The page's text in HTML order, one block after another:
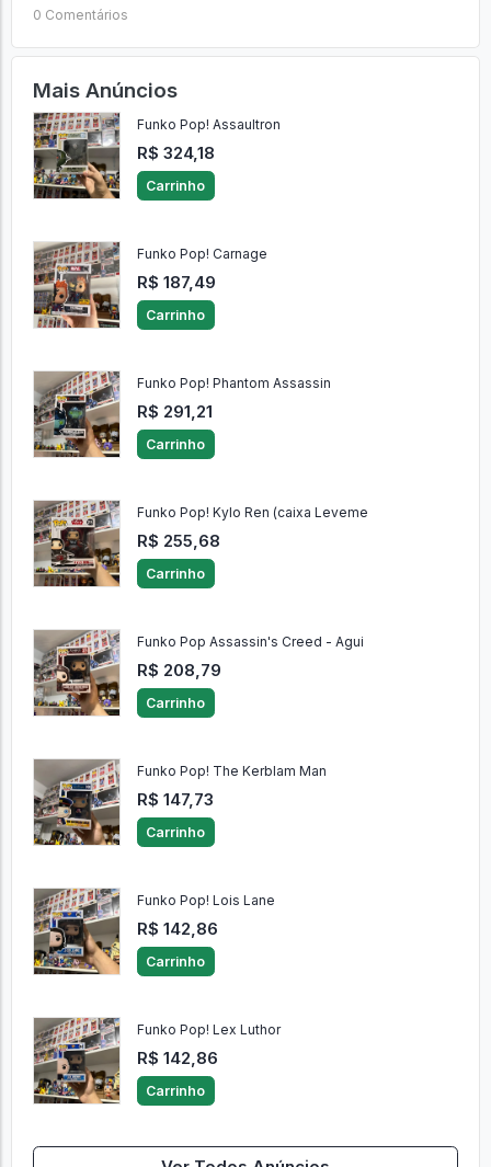
0 Comentários
Mais Anúncios
Funko Pop! Assaultron
R$ 324,18
Carrinho
Funko Pop! Carnage
R$ 187,49
Carrinho
Funko Pop! Phantom Assassin
R$ 291,21
Carrinho
Funko Pop! Kylo Ren (caixa Leveme
R$ 255,68
Carrinho
Funko Pop Assassin's Creed - Agui
R$ 208,79
Carrinho
Funko Pop! The Kerblam Man
R$ 147,73
Carrinho
Funko Pop! Lois Lane
R$ 142,86
Carrinho
Funko Pop! Lex Luthor
R$ 142,86
Carrinho